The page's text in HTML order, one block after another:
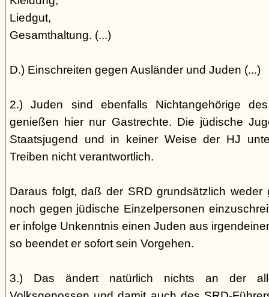
Liedgut,
Gesamthaltung. (...)
D.) Einschreiten gegen Ausländer und Juden (...)
2.) Juden sind ebenfalls Nichtangehörige
genießen hier nur Gastrechte. Die jüdische
Staatsjugend und in keiner Weise der HJ
Treiben nicht verantwortlich.
Daraus folgt, daß der SRD grundsätzlich weder
noch gegen jüdische Einzelpersonen
er infolge Unkenntnis einen Juden aus
so beendet er sofort sein Vorgehen.
3.) Das ändert natürlich nichts an der